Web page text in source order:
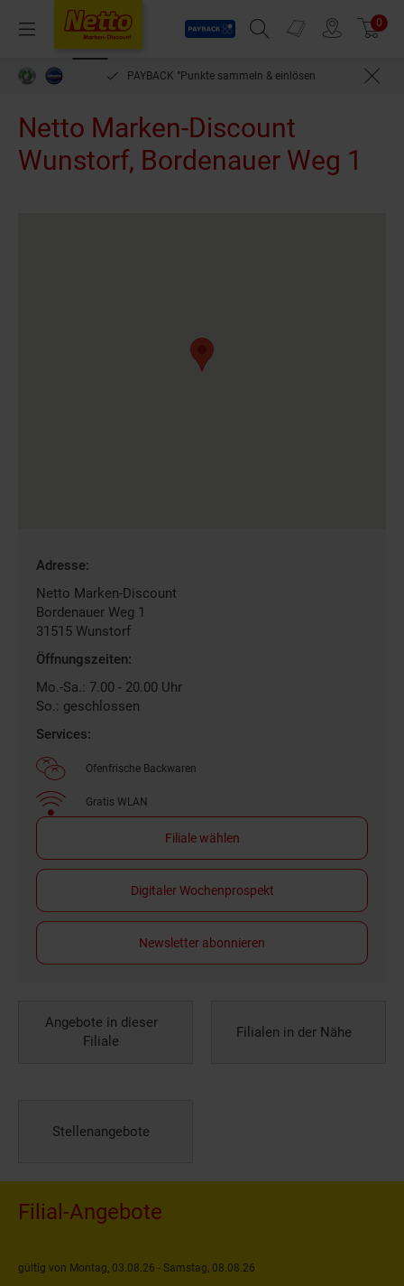
Menü
Payback
Suchfeld einblenden
Prospekte 0
PAYBACK °Punkte sammeln & einlösen
Netto Marken-Discount
Wunstorf, Bordenauer Weg 1
Gefundene
Filiale
Adresse:
Netto Marken-Discount
Bordenauer Weg 1
31515 Wunstorf
Öffnungszeiten:
Mo.-Sa.: 7.00 - 20.00 Uhr
So.: geschlossen
Services:
Ofenfrische Backwaren
Gratis WLAN
Filiale wählen
Digitaler Wochenprospekt
Newsletter abonnieren
Angebote in dieser
Filiale
Filialen in der Nähe
Stellenangebote
Filial-Angebote
gültig von Montag, 03.08.26 - Samstag, 08.08.26